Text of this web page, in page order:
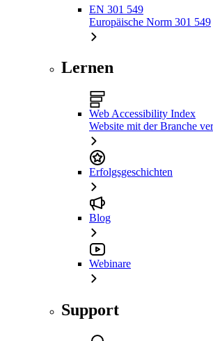
EN 301 549
Europäische Norm 301 549
Lernen
Web Accessibility Index
Website mit der Branche
Erfolgsgeschichten
Blog
Webinare
Support